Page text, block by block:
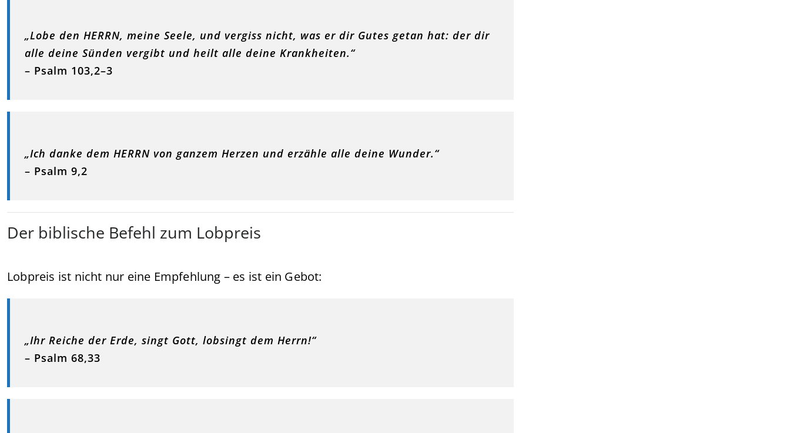
„Lobe den HERRN, meine Seele, und vergiss nicht, was er dir Gutes getan hat: der dir
alle deine Sünden vergibt und heilt alle deine Krankheiten.“
– Psalm 103,2–3
„Ich danke dem HERRN von ganzem Herzen und erzähle alle deine Wunder.“
– Psalm 9,2
Der biblische Befehl zum Lobpreis
Lobpreis ist nicht nur eine Empfehlung – es ist ein Gebot:
„Ihr Reiche der Erde, singt Gott, lobsingt dem Herrn!“
– Psalm 68,33